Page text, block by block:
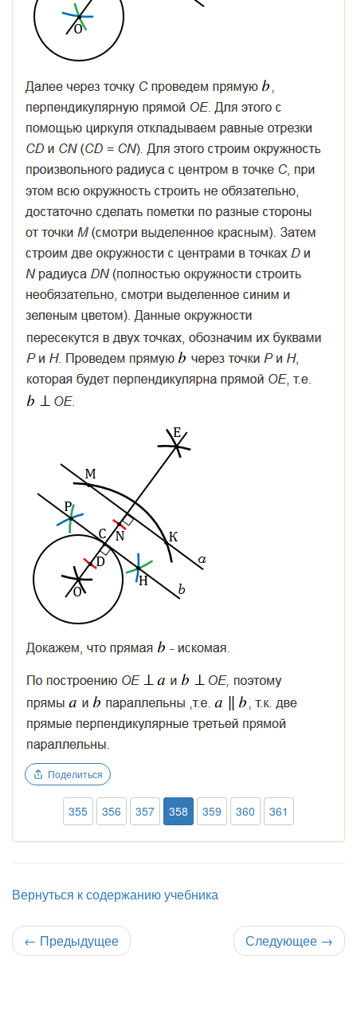
Поделиться
355 356 357 358 359 360 361
Вернуться к содержанию учебника
← Предыдущее Следующее →